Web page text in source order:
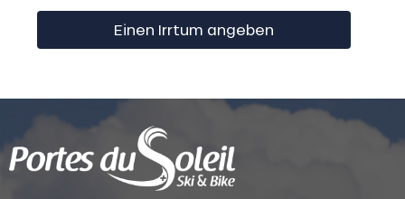
Einen Irrtum angeben